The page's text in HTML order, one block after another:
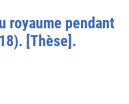
royaume pendant
[Thèse].